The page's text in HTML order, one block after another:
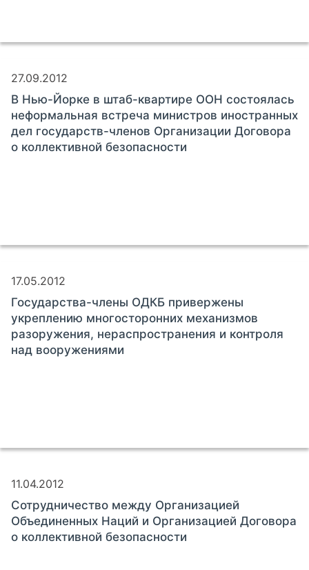
27.09.2012
В Нью-Йорке в штаб-квартире ООН состоялась
неформальная встреча министров иностранных
дел государств-членов Организации Договора
о коллективной безопасности
17.05.2012
Государства-члены ОДКБ привержены
укреплению многосторонних механизмов
разоружения, нераспространения и контроля
над вооружениями
11.04.2012
Сотрудничество между Организацией
Объединенных Наций и Организацией Договора
о коллективной безопасности